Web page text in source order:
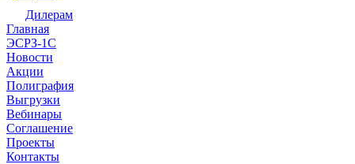
Дилерам
Главная
ЭСРЗ-1С
Новости
Акции
Полиграфия
Выгрузки
Вебинары
Соглашение
Проекты
Контакты